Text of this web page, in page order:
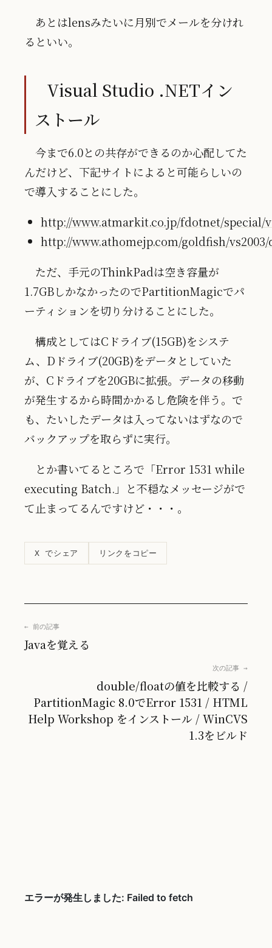
あとはlensみたいに月別でメールを分けれ
るといい。
Visual Studio .NETイン
ストール
今まで6.0との共存ができるのか心配してた
んだけど、下記サイトによると可能らしいの
で導入することにした。
http://www.atmarkit.co.jp/fdotnet/special/
http://www.athomejp.com/goldfish/
ただ、手元のThinkPadは空き容量が
1.7GBしかなかったのでPartitionMagicでパ
ーティションを切り分けることにした。
構成としてはCドライブ(15GB)をシステ
ム、Dドライブ(20GB)をデータとしていた
が、Cドライブを20GBに拡張。データの移動
が発生するから時間かかるし危険を伴う。で
も、たいしたデータは入ってないはずなので
バックアップを取らずに実行。
とか書いてるところで「Error 1531 while
executing Batch.」と不穏なメッセージがで
て止まってるんですけど・・・。
X でシェア リンクをコピー
← 前の記事
Javaを覚える
次の記事 →
double/floatの値を比較する /
PartitionMagic 8.0でError 1531 / HTML
Help Workshop をインストール / WinCVS
1.3をビルド